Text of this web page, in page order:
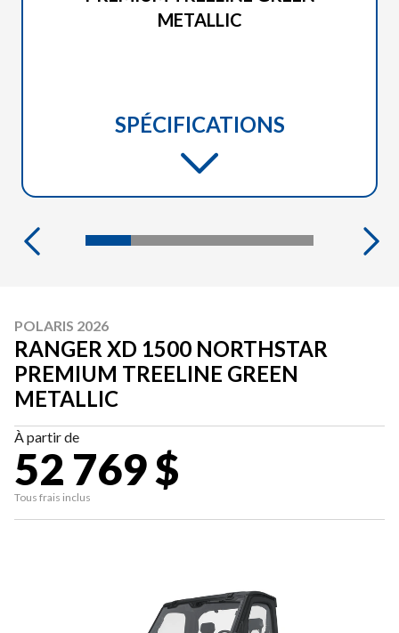
METALLIC
SPÉCIFICATIONS
POLARIS 2026
RANGER XD 1500 NORTHSTAR
PREMIUM TREELINE GREEN
METALLIC
À partir de
52 769 $
Tous frais inclus